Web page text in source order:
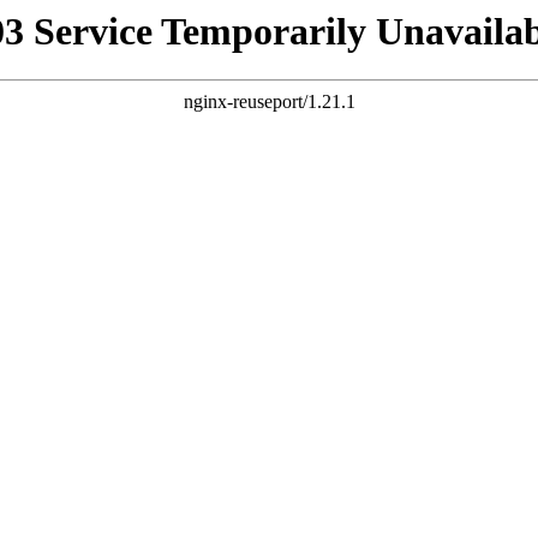
Service Temporarily
nginx-reuseport/1.21.1